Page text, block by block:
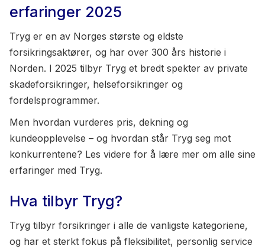
erfaringer 2025
Tryg er en av Norges største og eldste
forsikringsaktører, og har over 300 års historie i
Norden. I 2025 tilbyr Tryg et bredt spekter av private
skadeforsikringer, helseforsikringer og
fordelsprogrammer.
Men hvordan vurderes pris, dekning og
kundeopplevelse – og hvordan står Tryg seg mot
konkurrentene? Les videre for å lære mer om alle sine
erfaringer med Tryg.
Hva tilbyr Tryg?
Tryg tilbyr forsikringer i alle de vanligste kategoriene,
og har et sterkt fokus på fleksibilitet, personlig service